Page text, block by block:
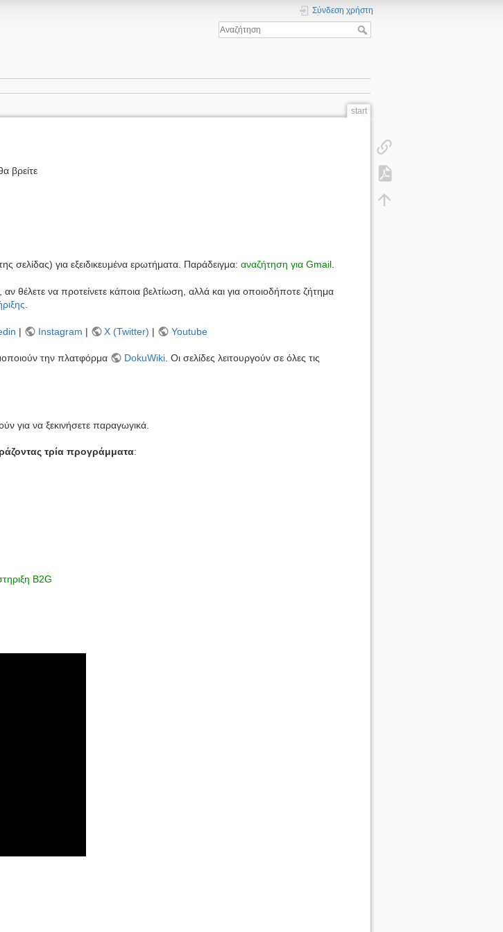
Σύνδεση χρήστη
start
βρείτε
σελίδας) για εξειδικευμένα ερωτήματα. Παράδειγμα: αναζήτηση για Gmail.
θέλετε να προτείνετε κάποια βελτίωση, αλλά και για οποιοδήποτε ζήτημα
| Instagram | X (Twitter) | Youtube
την πλατφόρμα DokuWiki. Οι σελίδες λειτουργούν σε όλες τις
για να ξεκινήσετε παραγωγικά.
τρία προγράμματα:
B2G